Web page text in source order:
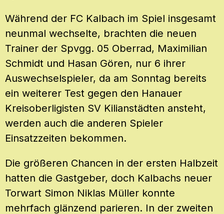
Während der FC Kalbach im Spiel insgesamt
neunmal wechselte, brachten die neuen
Trainer der Spvgg. 05 Oberrad, Maximilian
Schmidt und Hasan Gören, nur 6 ihrer
Auswechselspieler, da am Sonntag bereits
ein weiterer Test gegen den Hanauer
Kreisoberligisten SV Kilianstädten ansteht,
werden auch die anderen Spieler
Einsatzzeiten bekommen.
Die größeren Chancen in der ersten Halbzeit
hatten die Gastgeber, doch Kalbachs neuer
Torwart Simon Niklas Müller konnte
mehrfach glänzend parieren. In der zweiten